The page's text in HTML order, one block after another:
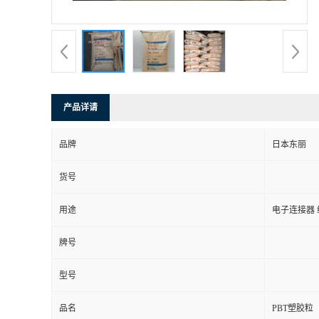
产品详请
品牌 日本东丽
货号
用途 电子连接器
牌号
型号
品名 PBT塑胶粒